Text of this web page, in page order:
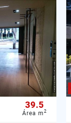
39.5
Área m 2